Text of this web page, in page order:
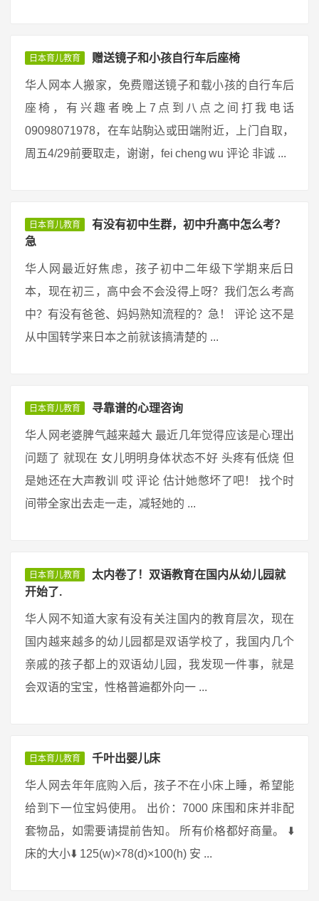
日本育儿教育 赠送镜子和小孩自行车后座椅
华人网本人搬家，免费赠送镜子和载小孩的自行车后
座椅，有兴趣者晚上7点到八点之间打我电话
09098071978，在车站駒込或田端附近，上门自取，
周五4/29前要取走，谢谢，fei cheng wu 评论 非诚 ...
日本育儿教育
有没有初中生群，初中升高中怎么考？
急
华人网最近好焦虑，孩子初中二年级下学期来后日
本，现在初三，高中会不会没得上呀？我们怎么考高
中？有没有爸爸、妈妈熟知流程的？急！ 评论 这不是
从中国转学来日本之前就该搞清楚的 ...
日本育儿教育 寻靠谱的心理咨询
华人网老婆脾气越来越大 最近几年觉得应该是心理出
问题了 就现在 女儿明明身体状态不好 头疼有低烧 但
是她还在大声教训 哎 评论 估计她憋坏了吧！ 找个时
间带全家出去走一走，减轻她的 ...
日本育儿教育
太内卷了！双语教育在国内从幼儿园就
开始了.
华人网不知道大家有没有关注国内的教育层次，现在
国内越来越多的幼儿园都是双语学校了，我国内几个
亲戚的孩子都上的双语幼儿园，我发现一件事，就是
会双语的宝宝，性格普遍都外向一 ...
日本育儿教育 千叶出婴儿床
华人网去年年底购入后，孩子不在小床上睡，希望能
给到下一位宝妈使用。 出价：7000 床围和床并非配
套物品，如需要请提前告知。 所有价格都好商量。 ⬇️
床的大小⬇️ 125(w)×78(d)×100(h) 安 ...